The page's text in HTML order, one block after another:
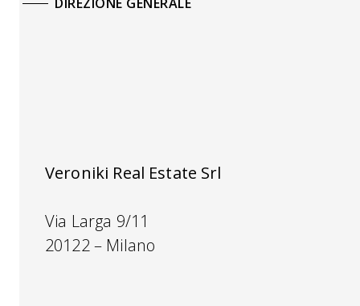
Veroniki Real Estate Srl
Via Larga 9/11
20122 – Milano